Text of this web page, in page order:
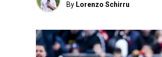
By Lorenzo Schirru